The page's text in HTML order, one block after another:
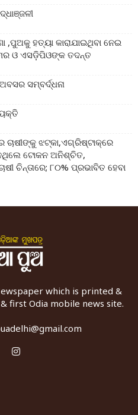
ହତ୍ୟା କାରାଯାଇଥିବା ନେଇ
ଓ ଏସଡ଼ିପିଓଙ୍କ ତଦନ୍ତ
ସମ୍ବର୍ଦ୍ଧନା
ଝଟ୍‌କା,ଏଗ୍ରିଷ୍ଟାକ୍‌ରେ
ନଥିଲେ ଟୋକନ ଅନିଶ୍ଚିତ,
ଚିନ୍ତାରେ; ୮୦% ପ୍ରଭାବିତ ହେବା
which is printed &
first Odia mobile news site.